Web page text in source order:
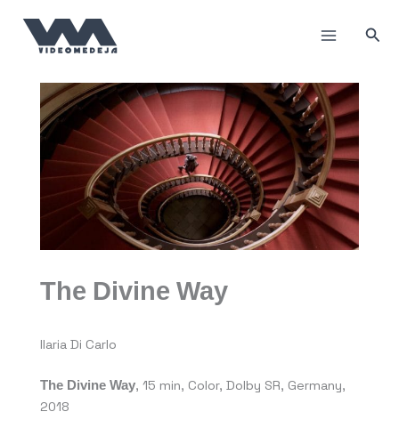
садржај
The Divine Way
Ilaria Di Carlo
The Divine Way, 15 min, Color, Dolby SR, Germany,
2018